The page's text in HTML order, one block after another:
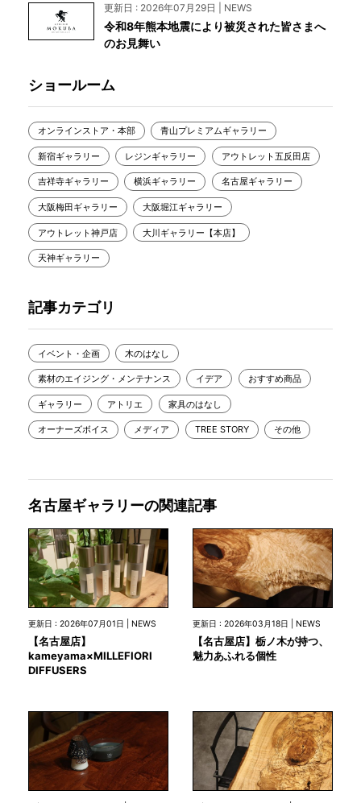
更新日 : 2026年07月29日 | NEWS
令和8年熊本地震により被災された皆さまへ
のお見舞い
ショールーム
オンラインストア・本部 青山プレミアムギャラリー
新宿ギャラリー レジンギャラリー アウトレット五反田店
吉祥寺ギャラリー 横浜ギャラリー 名古屋ギャラリー
大阪梅田ギャラリー 大阪堀江ギャラリー
アウトレット神戸店 大川ギャラリー【本店】
天神ギャラリー
記事カテゴリ
イベント・企画 木のはなし
素材のエイジング・メンテナンス イデア おすすめ商品
ギャラリー アトリエ 家具のはなし
オーナーズボイス メディア TREE STORY その他
名古屋ギャラリーの関連記事
更新日 : 2026年07月01日 | NEWS
【名古屋店】
kameyama×MILLEFIORI
DIFFUSERS
更新日 : 2026年03月18日 | NEWS
【名古屋店】栃ノ木が持つ、
魅力あふれる個性